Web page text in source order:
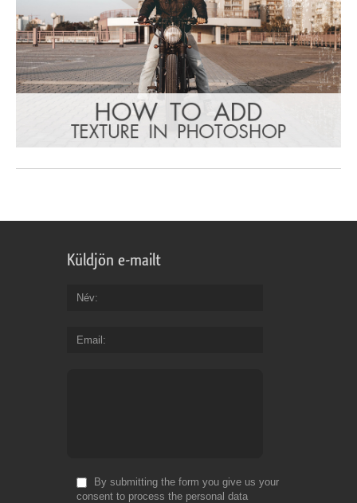
Küldjön e-mailt
Név
Email
By submitting the form you give us your
consent to process the personal data